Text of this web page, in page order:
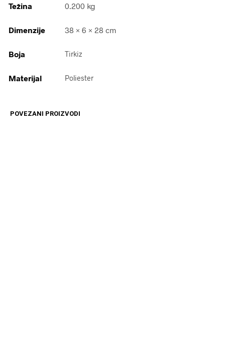
Težina 0.200 kg
Dimenzije 38 × 6 × 28 cm
Boja Tirkiz
Materijal Poliester
POVEZANI PROIZVODI